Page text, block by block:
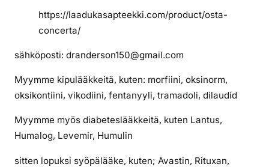
t
e
n
o
https://laadukasapteekki.com/product/osta-
concerta/
sähköposti: dranderson150@gmail.com
Myymme kipulääkkeitä, kuten: morfiini, oksinorm,
oksikontiini, vikodiini, fentanyyli, tramadoli, dilaudid
Myymme myös diabeteslääkkeitä, kuten Lantus,
Humalog, Levemir, Humulin
sitten lopuksi syöpälääke, kuten; Avastin, Rituxan,